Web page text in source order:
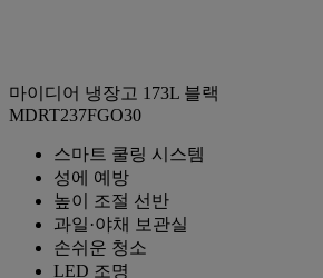
마이디어 냉장고 173L 블랙
MDRT237FGO30
스마트 쿨링 시스템
성에 예방
높이 조절 선반
과일·야채 보관실
손쉬운 청소
LED 조명